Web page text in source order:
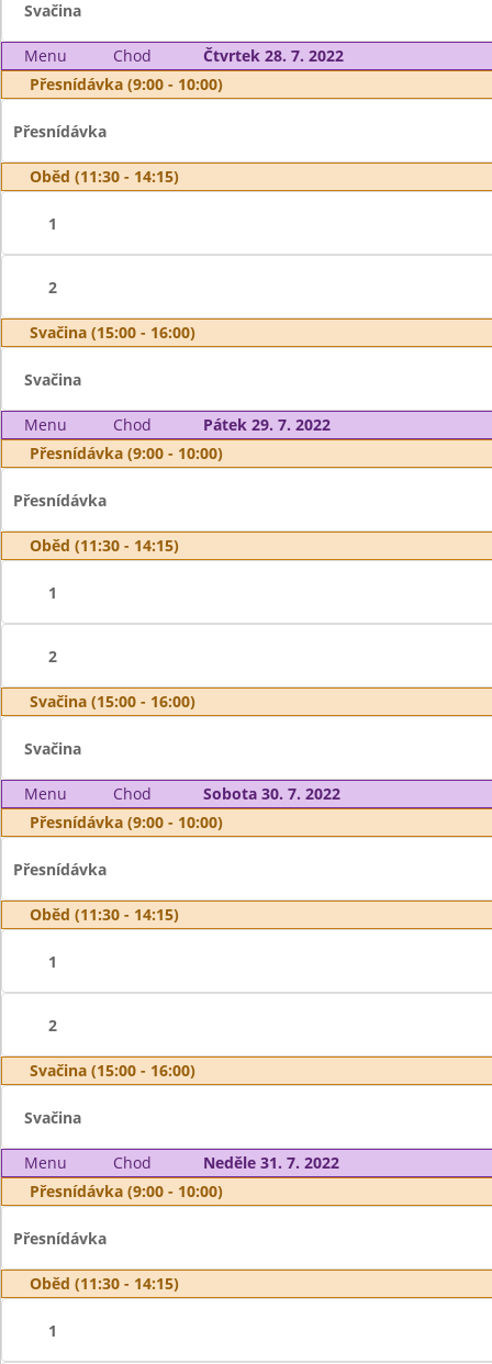
Svačina
Menu Chod
Čtvrtek 28. 7. 2022
Přesnídávka (9:00 - 10:00)
Přesnídávka
Oběd (11:30 - 14:15)
1
2
Svačina (15:00 - 16:00)
Svačina
Menu Chod
Pátek 29. 7. 2022
Přesnídávka (9:00 - 10:00)
Přesnídávka
Oběd (11:30 - 14:15)
1
2
Svačina (15:00 - 16:00)
Svačina
Menu Chod
Sobota 30. 7. 2022
Přesnídávka (9:00 - 10:00)
Přesnídávka
Oběd (11:30 - 14:15)
1
2
Svačina (15:00 - 16:00)
Svačina
Menu Chod
Neděle 31. 7. 2022
Přesnídávka (9:00 - 10:00)
Přesnídávka
Oběd (11:30 - 14:15)
1